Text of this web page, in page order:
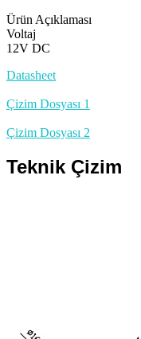
Ürün Açıklaması
Voltaj
12V DC
Datasheet
Çizim Dosyası 1
Çizim Dosyası 2
Teknik Çizim